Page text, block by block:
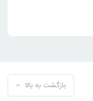
بازگشت به بالا